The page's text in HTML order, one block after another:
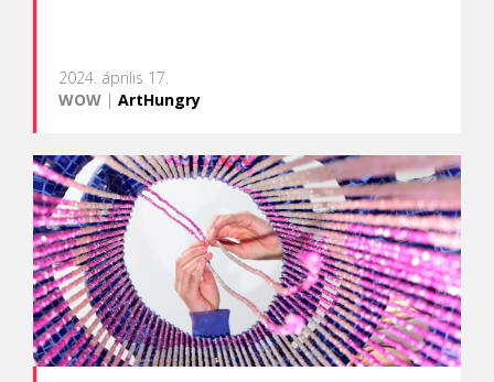
2024. április 17.
WOW | ArtHungry